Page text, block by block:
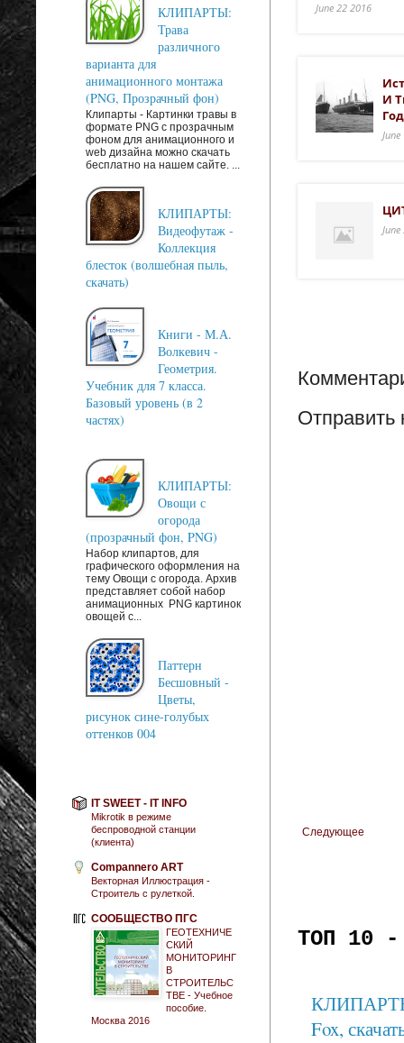
June 22 2016
И
Отправить
Следующее
ТОП 10 -
КЛИПАРТЫ:
Fox,
КЛИПАРТЫ:
Трава
различного
варианта для
анимационного монтажа
(PNG, Прозрачный фон)
Клипарты - Картинки травы в
формате PNG с прозрачным
фоном для анимационного и
web дизайна можно скачать
бесплатно на нашем сайте. ...
КЛИПАРТЫ:
Видеофутаж -
Коллекция
блесток (волшебная пыль,
скачать)
Книги - М.А.
Волкевич -
Геометрия.
Учебник для 7 класса.
Базовый уровень (в 2
частях)
КЛИПАРТЫ:
Овощи с
огорода
(прозрачный фон, PNG)
Набор клипартов, для
графического оформления на
тему Овощи с огорода. Архив
представляет собой набор
анимационных PNG картинок
овощей с...
Паттерн
Бесшовный -
Цветы,
рисунок сине-голубых
оттенков 004
IT SWEET - IT INFO
Mikrotik в режиме
беспроводной станции
(клиента)
Compannero ART
Векторная Иллюстрация -
Строитель с рулеткой.
СООБЩЕСТВО ПГС
ГЕОТЕХНИЧЕ
СКИЙ
МОНИТОРИНГ
В
СТРОИТЕЛЬС
ТВЕ - Учебное
пособие.
Москва 2016